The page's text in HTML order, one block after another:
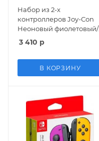
Набор из 2-х
контроллеров Joy-Con
Неоновый фиолетовый/
Неоновый оранжевый
(Switch) (OEM)
3 410 р
В КОРЗИНУ